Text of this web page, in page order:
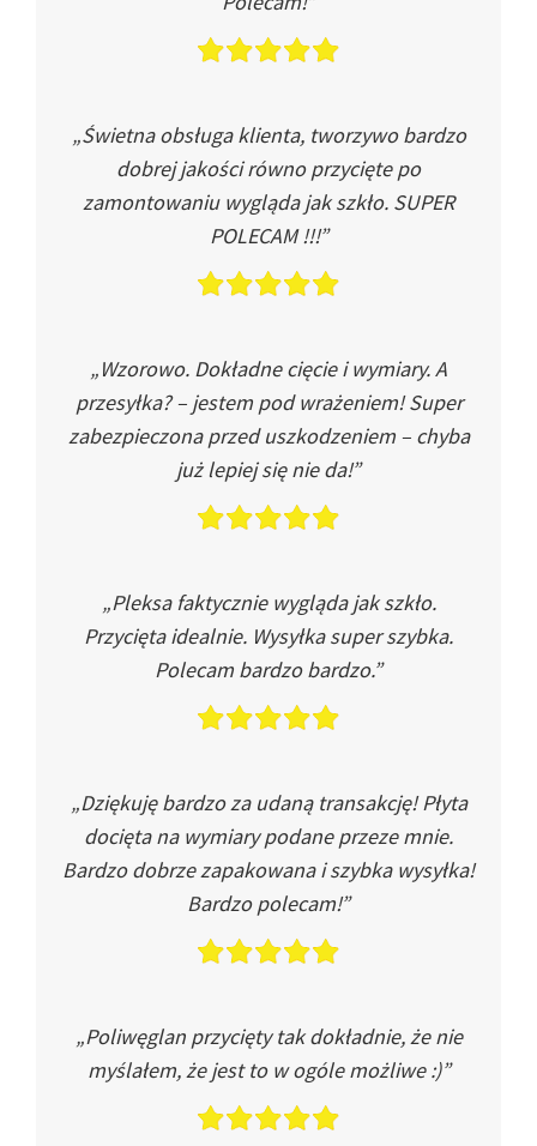
„Świetna obsługa klienta, tworzywo bardzo
dobrej jakości równo przycięte po
zamontowaniu wygląda jak szkło. SUPER
POLECAM !!!”
„Wzorowo. Dokładne cięcie i wymiary. A
przesyłka? – jestem pod wrażeniem! Super
zabezpieczona przed uszkodzeniem – chyba
już lepiej się nie da!”
„Pleksa faktycznie wygląda jak szkło.
Przycięta idealnie. Wysyłka super szybka.
Polecam bardzo bardzo.”
„Dziękuję bardzo za udaną transakcję! Płyta
docięta na wymiary podane przeze mnie.
Bardzo dobrze zapakowana i szybka wysyłka!
Bardzo polecam!”
„Poliwęglan przycięty tak dokładnie, że nie
myślałem, że jest to w ogóle możliwe :)”